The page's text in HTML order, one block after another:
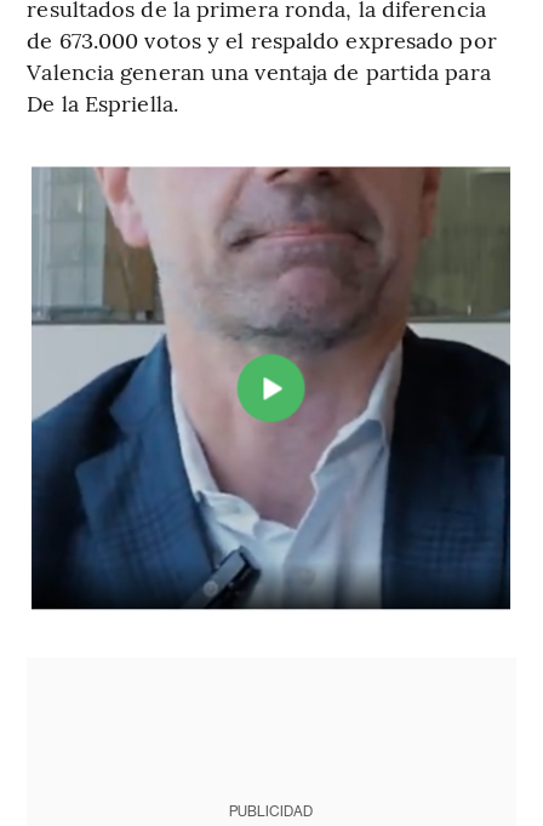
resultados de la primera ronda, la diferencia
de 673.000 votos y el respaldo expresado por
Valencia generan una ventaja de partida para
De la Espriella.
PUBLICIDAD